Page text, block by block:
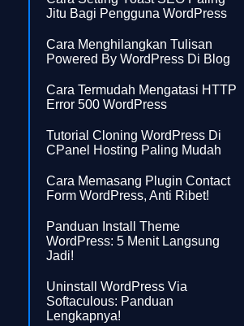
Jitu Bagi Pengguna WordPress
Cara Menghilangkan Tulisan
Powered By WordPress Di Blog
Cara Termudah Mengatasi HTTP
Error 500 WordPress
Tutorial Cloning WordPress Di
CPanel Hosting Paling Mudah
Cara Memasang Plugin Contact
Form WordPress, Anti Ribet!
Panduan Install Theme
WordPress: 5 Menit Langsung
Jadi!
Uninstall WordPress Via
Softaculous: Panduan
Lengkapnya!